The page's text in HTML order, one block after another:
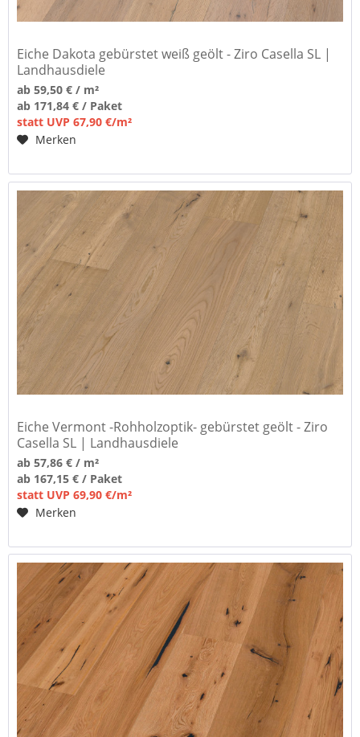
Eiche Dakota gebürstet weiß geölt - Ziro Casella SL |
Landhausdiele
ab 59,50 € / m²
ab 171,84 € / Paket
statt UVP 67,90 €/m²
Merken
Eiche Vermont -Rohholzoptik- gebürstet geölt - Ziro
Casella SL | Landhausdiele
ab 57,86 € / m²
ab 167,15 € / Paket
statt UVP 69,90 €/m²
Merken